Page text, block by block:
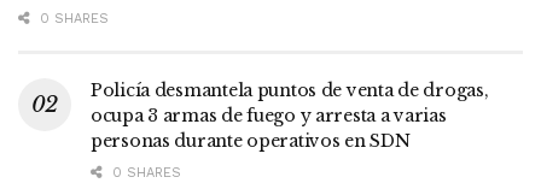
0 SHARES
Policía desmantela puntos de venta de drogas,
ocupa 3 armas de fuego y arresta a varias
personas durante operativos en SDN
0 SHARES